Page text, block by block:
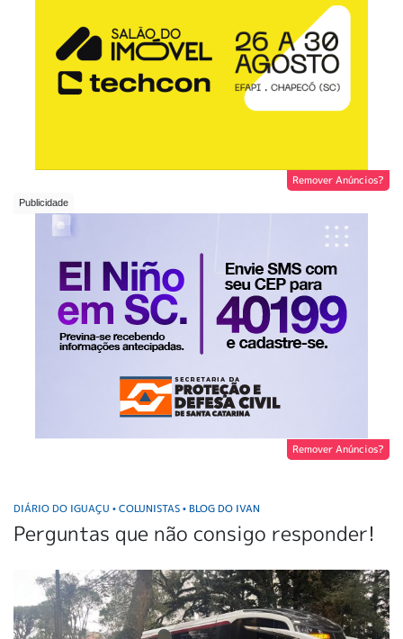
Remover Anúncios?
Remover Anúncios?
DIÁRIO DO IGUAÇU • COLUNISTAS • BLOG DO IVAN
Perguntas que não consigo responder!